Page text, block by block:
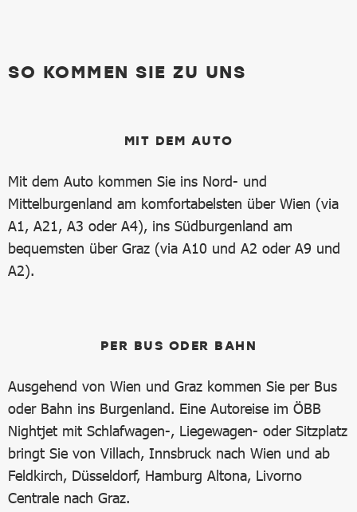
SO KOMMEN SIE ZU UNS
MIT DEM AUTO
Mit dem Auto kommen Sie ins Nord- und
Mittelburgenland am komfortabelsten über Wien (via
A1, A21, A3 oder A4), ins Südburgenland am
bequemsten über Graz (via A10 und A2 oder A9 und
A2).
PER BUS ODER BAHN
Ausgehend von Wien und Graz kommen Sie per Bus
oder Bahn ins Burgenland. Eine Autoreise im ÖBB
Nightjet mit Schlafwagen-, Liegewagen- oder Sitzplatz
bringt Sie von Villach, Innsbruck nach Wien und ab
Feldkirch, Düsseldorf, Hamburg Altona, Livorno
Centrale nach Graz.